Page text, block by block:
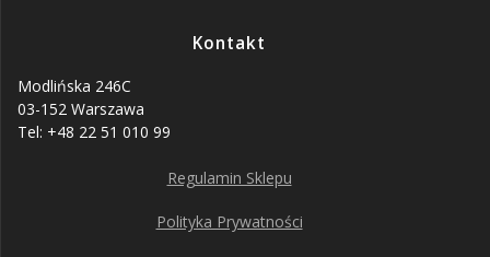
Kontakt
Modlińska 246C
03-152 Warszawa
Tel: +48 22 51 010 99
Regulamin Sklepu
Polityka Prywatności